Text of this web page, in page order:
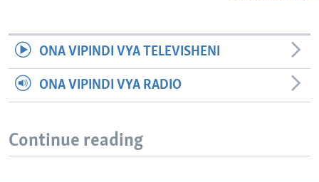
ONA VIPINDI VYA TELEVISHENI
ONA VIPINDI VYA RADIO
Continue reading